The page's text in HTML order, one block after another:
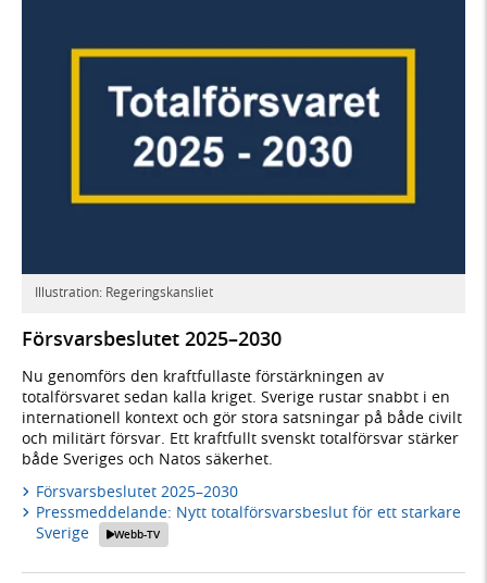
Illustration: Regeringskansliet
Försvarsbeslutet 2025–2030
Nu genomförs den kraftfullaste förstärkningen av
totalförsvaret sedan kalla kriget. Sverige rustar snabbt i en
internationell kontext och gör stora satsningar på både civilt
och militärt försvar. Ett kraftfullt svenskt totalförsvar stärker
både Sveriges och Natos säkerhet.
Försvarsbeslutet 2025–2030
Pressmeddelande: Nytt totalförsvarsbeslut för ett starkare
Sverige
Webb-TV